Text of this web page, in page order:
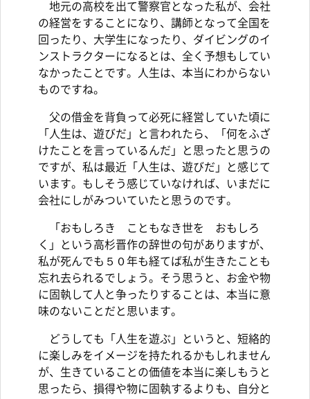
地元の高校を出て警察官となった私が、会社
の経営をすることになり、講師となって全国を
回ったり、大学生になったり、ダイビングのイ
ンストラクターになるとは、全く予想もしてい
なかったことです。人生は、本当にわからない
ものですね。
父の借金を背負って必死に経営していた頃に
「人生は、遊びだ」と言われたら、「何をふざ
けたことを言っているんだ」と思ったと思うの
ですが、私は最近「人生は、遊びだ」と感じて
います。もしそう感じていなければ、いまだに
会社にしがみついていたと思うのです。
「おもしろき こともなき世を おもしろ
く」という高杉晋作の辞世の句がありますが、
私が死んでも５０年も経てば私が生きたことも
忘れ去られるでしょう。そう思うと、お金や物
に固執して人と争ったりすることは、本当に意
味のないことだと思います。
どうしても「人生を遊ぶ」というと、短絡的
に楽しみをイメージを持たれるかもしれません
が、生きていることの価値を本当に楽しもうと
思ったら、損得や物に固執するよりも、自分と